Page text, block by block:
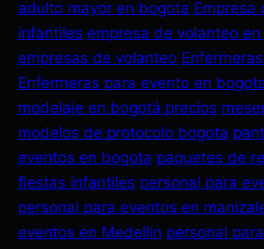
adulto mayor en bogota Empresa
infantiles empresa de volanteo
empresas de volanteo
Enfermeras para evento en
modelaje en bogotá precios
modelos de protocolo bogota
eventos en bogota paquetes de
fiestas infantiles personal para
personal para eventos en
eventos en Medellin personal